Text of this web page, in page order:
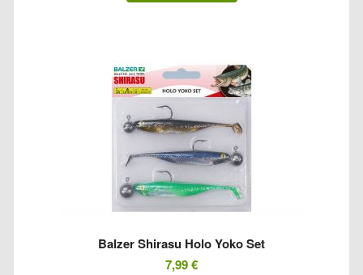
Balzer Shirasu Holo Yoko Set
7,99€